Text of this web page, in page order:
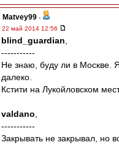
Matvey99 -
22 май 2014 12:56
blind_guardian
-----------
Не знаю, буду ли в Москве.
далеко.
Кстити на Лукойловском
valdano
-----------
Закрывать не закрывал, но